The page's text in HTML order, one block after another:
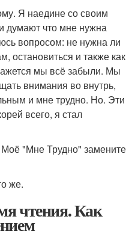
Я наедине со своим
думают что мне нужна
вопросом: не нужна ли
остановиться и также как
мы всё забыли. Мы
внимания во внутрь,
и мне трудно. Но. Эти
всего, я стал
"Мне Трудно" замените
же.
чтения. Как